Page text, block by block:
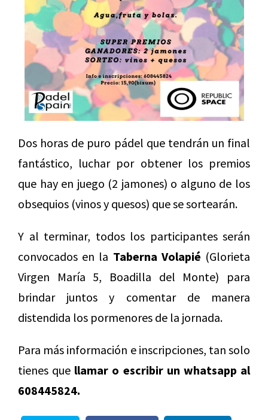
Dos horas de puro pádel que tendrán un final
fantástico, luchar por obtener los premios
que hay en juego (2 jamones) o alguno de los
obsequios (vinos y quesos) que se sortearán.
Y al terminar, todos los participantes serán
convocados en la Taberna Volapié (Glorieta
Virgen María 5, Boadilla del Monte) para
brindar juntos y comentar de manera
distendida los pormenores de la jornada.
Para más información e inscripciones, tan solo
tienes que llamar o escribir un whatsapp al
608445824.